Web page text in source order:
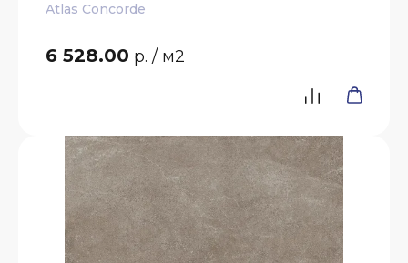
Atlas Concorde
6 528.00 р. / м2